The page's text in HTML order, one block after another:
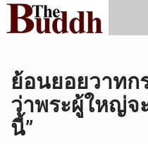
ย้อนยอยวาทก
ว่าพระผู้ใหญ่จ
นี้”